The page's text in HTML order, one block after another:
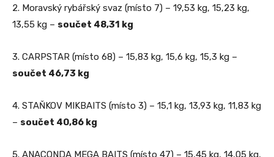
2. Moravský rybářský svaz (místo 7) – 19,53 kg, 15,23 kg,
13,55 kg – součet 48,31 kg
3. CARPSTAR (místo 68) – 15,83 kg, 15,6 kg, 15,3 kg –
součet 46,73 kg
4. STAŇKOV MIKBAITS (místo 3) – 15,1 kg, 13,93 kg, 11,83 kg
– součet 40,86 kg
5. ANACONDA MEGA BAITS (místo 47) – 15,45 kg, 14,05 kg,